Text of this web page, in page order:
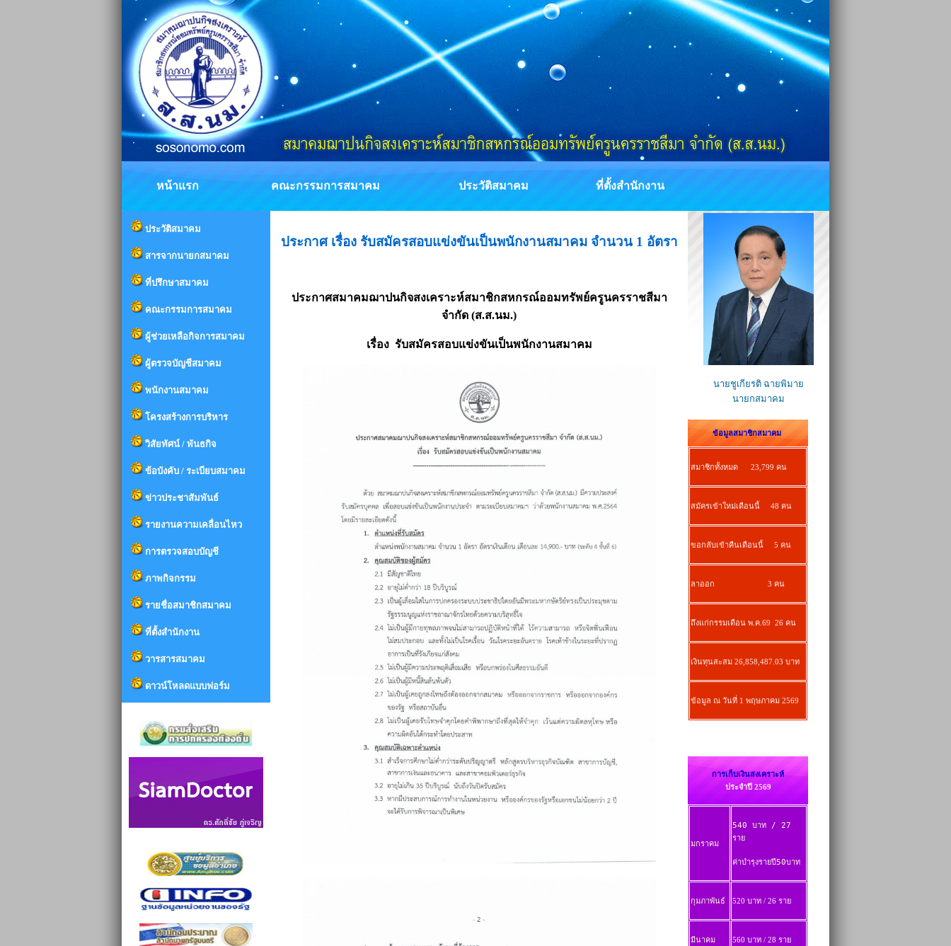
หน้าแรก คณะกรรมการสมาคม ประวัติสมาคม ที่ตั้งสำนักงาน
ประวัติสมาคม
สารจากนายกสมาคม
ที่ปรึกษาสมาคม
คณะกรรมการสมาคม
ผู้ช่วยเหลือกิจการสมาคม
ผู้ตรวจบัญชีสมาคม
พนักงานสมาคม
โครงสร้างการบริหาร
วิสัยทัศน์ / พันธกิจ
ข้อบังคับ / ระเบียบสมาคม
ข่าวประชาสัมพันธ์
รายงานความเคลื่อนไหว
การตรวจสอบบัญชี
ภาพกิจกรรม
รายชื่อสมาชิกสมาคม
ที่ตั้งสำนักงาน
วารสารสมาคม
ดาวน์โหลดแบบฟอร์ม
ประกาศ เรื่อง รับสมัครสอบแข่งขันเป็นพนักงานสมาคม จำนวน 1 อัตรา
ประกาศสมาคมฌาปนกิจสงเคราะห์สมาชิกสหกรณ์ออมทรัพย์ครูนครราชสีมา
จำกัด (ส.ส.นม.)
เรื่อง รับสมัครสอบแข่งขันเป็นพนักงานสมาคม
นายชูเกียรติ ฉายพิมาย
นายกสมาคม
ข้อมูลสมาชิกสมาคม
สมาชิกทั้งหมด 23,799 คน
สมัครเข้าใหม่เดือนนี้ 48 คน
ขอกลับเข้าคืนเดือนนี้ 5 คน
ลาออก 3 คน
ถึงแก่กรรมเดือน พ.ค.69 26 คน
เงินทุนสะสม 26,858,487.03 บาท
ข้อมูล ณ วันที่ 1 พฤษภาคม 2569
การเก็บเงินสงเคราะห์
ประจำปี 2569
มกราคม
540 บาท / 27
ราย
ค่าบำรุงรายปี50บาท
กุมภาพันธ์ 520 บาท / 26 ราย
มีนาคม 560 บาท / 28 ราย